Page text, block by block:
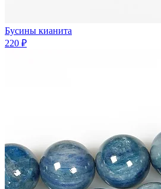
Бусины кианита
220 ₽